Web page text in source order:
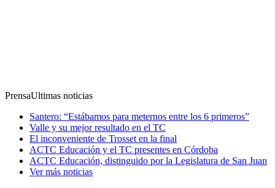
PrensaUltimas noticias
Santero: “Estábamos para meternos entre los 6 primeros”
Valle y su mejor resultado en el TC
El inconveniente de Trosset en la final
ACTC Educación y el TC presentes en Córdoba
ACTC Educación, distinguido por la Legislatura de San Juan
Ver más noticias